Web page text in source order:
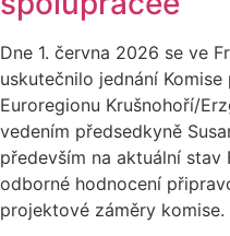
Dne 1. června 2026 se ve
uskutečnilo jednání
Euroregionu Krušnohoří/
vedením předsedkyně
především na aktuální stav
odborné hodnocení
projektové záměry komise.